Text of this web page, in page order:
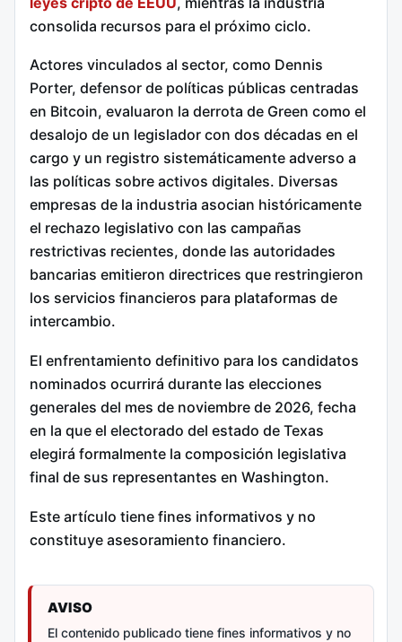
consolida recursos para el próximo ciclo.
Actores vinculados al sector, como Dennis
Porter, defensor de políticas públicas centradas
en Bitcoin, evaluaron la derrota de Green como el
desalojo de un legislador con dos décadas en el
cargo y un registro sistemáticamente adverso a
las políticas sobre activos digitales. Diversas
empresas de la industria asocian históricamente
el rechazo legislativo con las campañas
restrictivas recientes, donde las autoridades
bancarias emitieron directrices que restringieron
los servicios financieros para plataformas de
intercambio.
El enfrentamiento definitivo para los candidatos
nominados ocurrirá durante las elecciones
generales del mes de noviembre de 2026, fecha
en la que el electorado del estado de Texas
elegirá formalmente la composición legislativa
final de sus representantes en Washington.
Este artículo tiene fines informativos y no
constituye asesoramiento financiero.
AVISO
El contenido publicado tiene fines informativos y no